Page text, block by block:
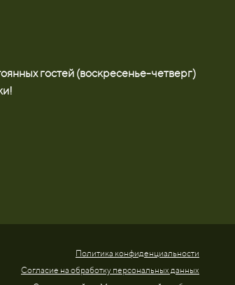
гостей (воскресенье-четверг)
Политика конфиденциальности
Согласие на обработку персональных данных